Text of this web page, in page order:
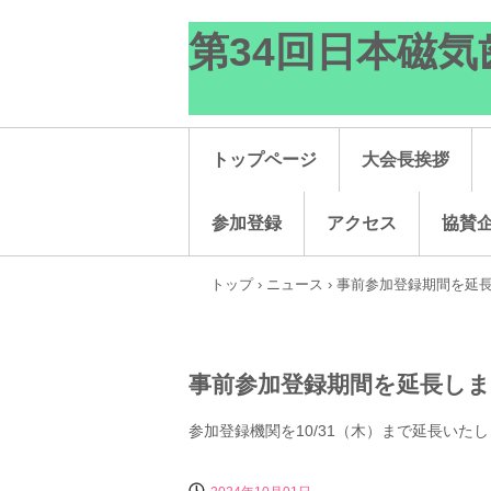
第34回日本磁
トップページ 大会長挨拶
参加登録 アクセス 協賛
トップ › ニュース › 事前参加登録期間を延
事前参加登録期間を延長し
参加登録機関を10/31（木）まで延長いた